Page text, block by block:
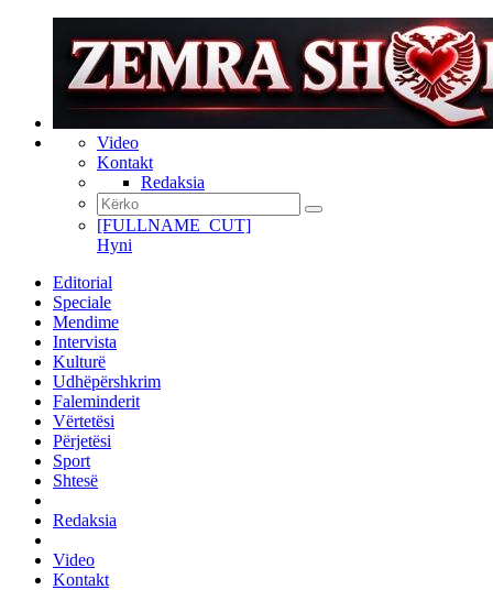
Video
Kontakt
Redaksia
[FULLNAME_CUT]
Hyni
Editorial
Speciale
Mendime
Intervista
Kulturë
Udhëpërshkrim
Faleminderit
Vërtetësi
Përjetësi
Sport
Shtesë
Redaksia
Video
Kontakt